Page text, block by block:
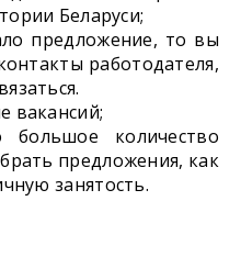
Беларуси;
предложение, то вы
работодателя,
вакансий;
большое количество
предложения, как
занятость.